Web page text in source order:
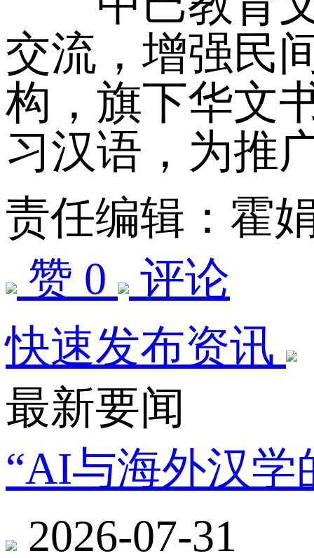
交流，增强民
构，旗下华文
习汉语，为推
责任编辑：霍
赞 0
评论
快速发布资讯
最新要闻
“AI与海外汉学
2026-07-31